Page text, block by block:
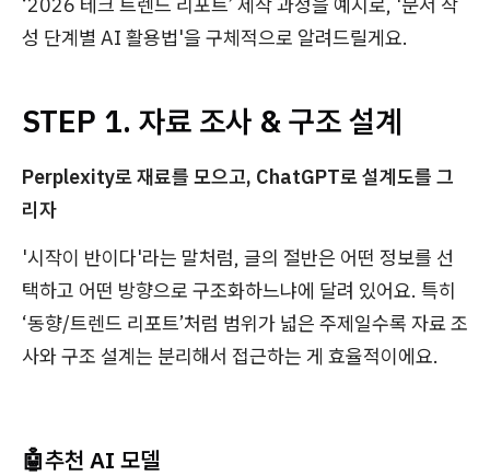
성 단계별 AI 활용법'을 구체적으로 알려드릴게요.
STEP 1. 자료 조사 & 구조 설계
Perplexity로 재료를 모으고, ChatGPT로 설계도를 그
리자
'시작이 반이다'라는 말처럼, 글의 절반은 어떤 정보를 선
택하고 어떤 방향으로 구조화하느냐에 달려 있어요. 특히
‘동향/트렌드 리포트’처럼 범위가 넓은 주제일수록 자료 조
사와 구조 설계는 분리해서 접근하는 게 효율적이에요.
🤖추천 AI 모델